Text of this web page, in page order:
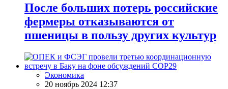
После больших потерь российские
фермеры отказываются от
пшеницы в пользу других культур
Экономика
20 ноябрь 2024 12:37